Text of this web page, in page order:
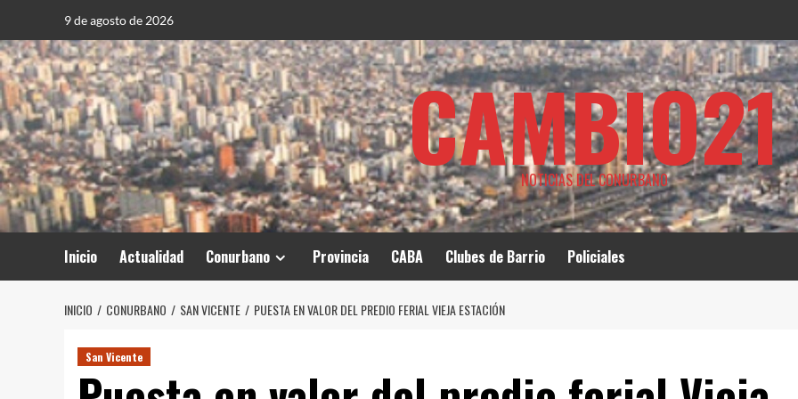
contenido
9 de agosto de 2026
CAMBIO21
NOTICIAS DEL CONURBANO
Inicio Actualidad Conurbano Provincia CABA Clubes de Barrio Policiales
INICIO CONURBANO SAN VICENTE PUESTA EN VALOR DEL PREDIO FERIAL VIEJA ESTACIÓN
San Vicente